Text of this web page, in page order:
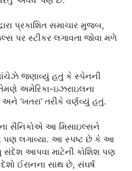
પ્રકાશિત સમાચાર મુજબ,
પર સ્ટીકર લગાવતા જોવા મળે
જણાવ્યું હતું કે સ્પેનની
તેમણે અમેરિકા-ઇઝરાઇલના
‘ખતરા’ તરીકે વર્ણવ્યું હતું.
સૈનિકોએ આ મિસાઇલ્સને
પણ લગાવ્યા. આ સ્પષ્ટ છે કે આ
સંદેશ આપવા માટેની કોશિશ પણ
ઈરાનના સાથ છે, સંઘર્ષ